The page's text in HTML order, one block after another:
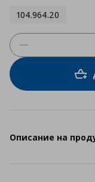
104.964.20
Описание на